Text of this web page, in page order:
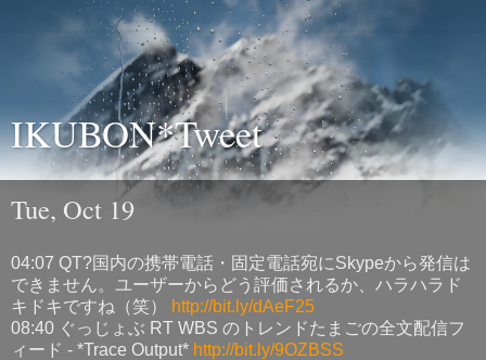
IKUBON*Tweet
Tue, Oct 19
04:07 QT?国内の携帯電話・固定電話宛にSkypeから発信は
できません。ユーザーからどう評価されるか、ハラハラド
キドキですね（笑）
http://bit.ly/dAeF25
08:40 ぐっじょぶ RT WBS のトレンドたまごの全文配信フ
ィード - *Trace Output* http://bit.ly/9OZBSS